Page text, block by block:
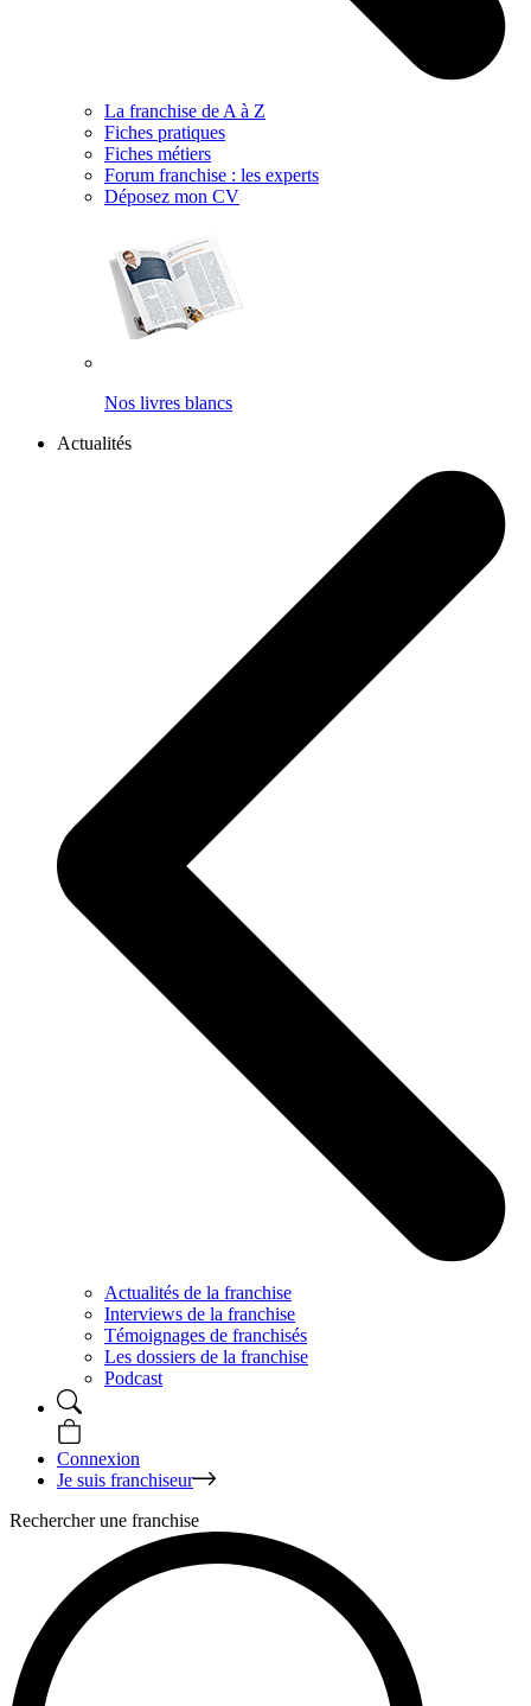
La franchise de A à Z
Fiches pratiques
Fiches métiers
Forum franchise : les experts
Déposez mon CV
Nos livres blancs
Actualités
Actualités de la franchise
Interviews de la franchise
Témoignages de franchisés
Les dossiers de la franchise
Podcast
Connexion
Je suis franchiseur
Rechercher une franchise